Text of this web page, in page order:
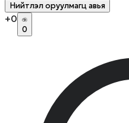
Нийтлэл оруулмагц авья
+0
0